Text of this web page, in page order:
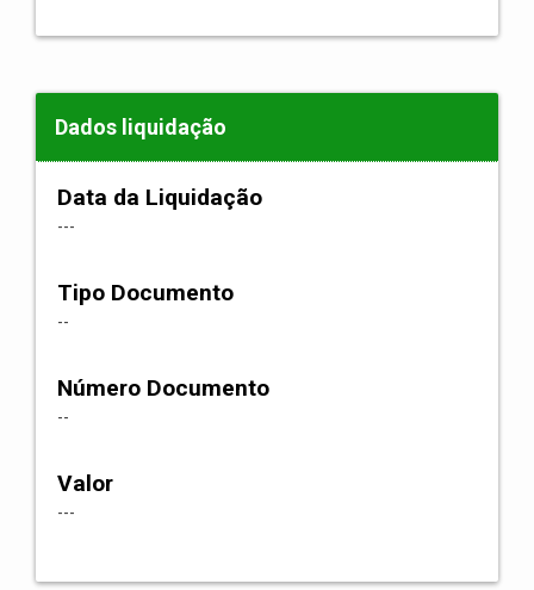
Dados liquidação
Data da Liquidação
---
Tipo Documento
--
Número Documento
--
Valor
---